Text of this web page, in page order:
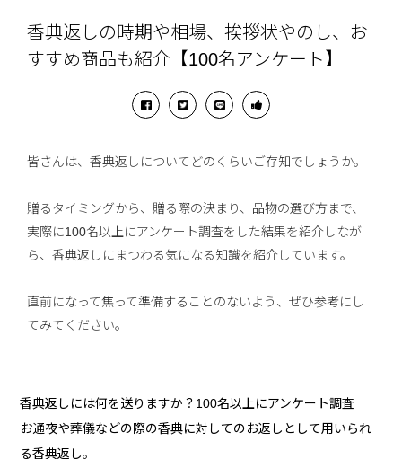
香典返しの時期や相場、挨拶状やのし、お
すすめ商品も紹介【100名アンケート】
皆さんは、香典返しについてどのくらいご存知でしょうか。
贈るタイミングから、贈る際の決まり、品物の選び方まで、
実際に100名以上にアンケート調査をした結果を紹介しなが
ら、香典返しにまつわる気になる知識を紹介しています。
直前になって焦って準備することのないよう、ぜひ参考にし
てみてください。
香典返しには何を送りますか？100名以上にアンケート調査
お通夜や葬儀などの際の香典に対してのお返しとして用いられ
る香典返し。